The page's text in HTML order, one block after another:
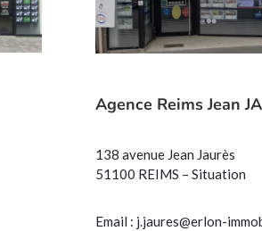
Agence Reims Jean
138 avenue Jean Jaurès
51100 REIMS – Situation
Email : j.jaures@erlon-